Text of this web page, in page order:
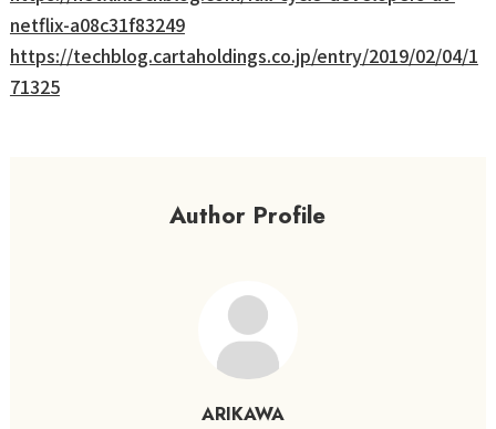
netflix-a08c31f83249
https://techblog.cartaholdings.co.jp/entry/2019/02/04/1
71325
Author Profile
ARIKAWA